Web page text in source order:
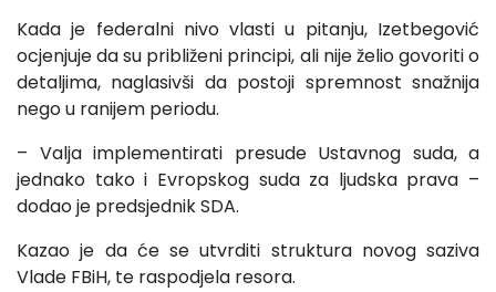
Kada je federalni nivo vlasti u pitanju, Izetbegović
ocjenjuje da su približeni principi, ali nije želio govoriti o
detaljima, naglasivši da postoji spremnost snažnija
nego u ranijem periodu.
– Valja implementirati presude Ustavnog suda, a
jednako tako i Evropskog suda za ljudska prava –
dodao je predsjednik SDA.
Kazao je da će se utvrditi struktura novog saziva
Vlade FBiH, te raspodjela resora.